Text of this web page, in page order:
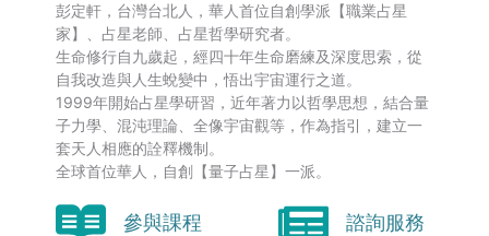
彭定軒，台灣台北人，華人首位自創學派【職業占星
家】、占星老師、占星哲學研究者。
生命修行自九歲起，經四十年生命磨練及深度思索，從
自我改造與人生蛻變中，悟出宇宙運行之道。
1999年開始占星學研習，近年著力以哲學思想，結合量
子力學、混沌理論、全像宇宙觀等，作為指引，建立一
套天人相應的詮釋機制。
全球首位華人，自創【量子占星】一派。
參與課程 諮詢服務